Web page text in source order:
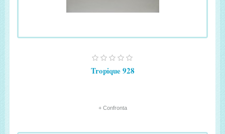
Tropique 928
+ Confronta